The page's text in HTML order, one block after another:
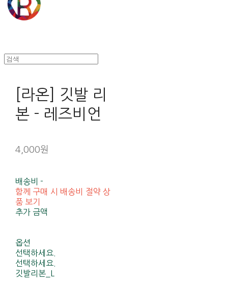
[라온] 깃발 리
본 - 레즈비언
4,000원
배송비-
함께 구매 시 배송비 절약 상
품 보기
추가 금액
옵션
선택하세요.
선택하세요.
깃발리본_L